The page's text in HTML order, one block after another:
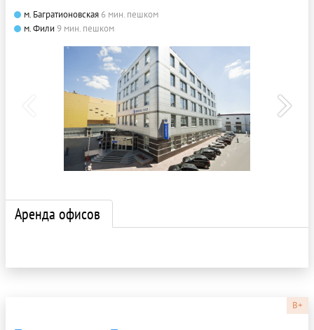
м. Багратионовская 6 мин. пешком
м. Фили 9 мин. пешком
Аренда офисов
B+